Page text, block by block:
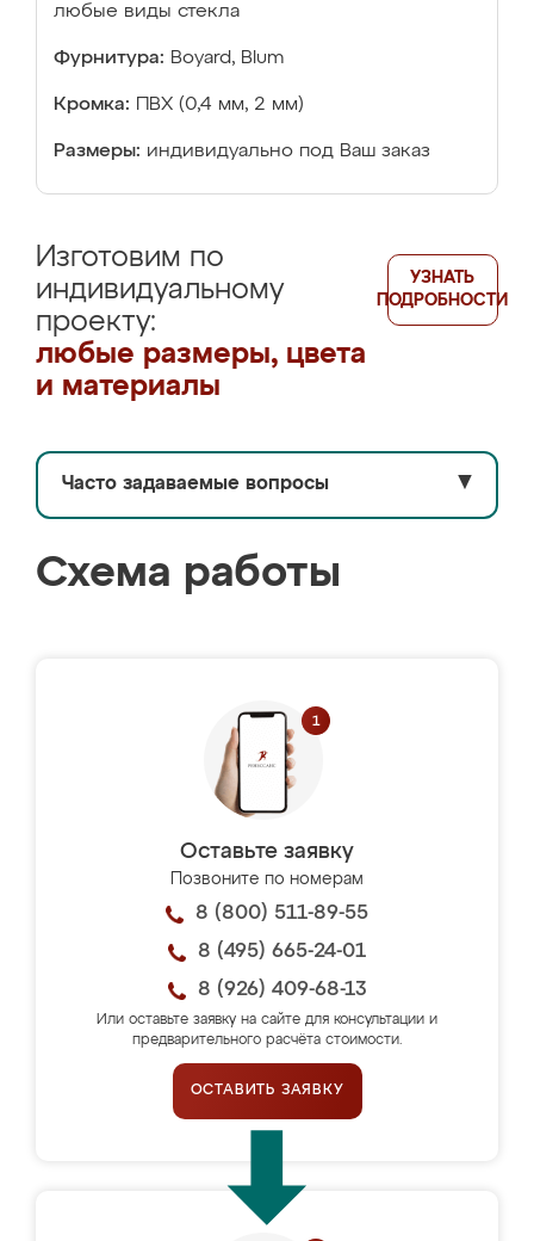
любые виды стекла
Фурнитура: Boyard, Blum
Кромка: ПВХ (0,4 мм, 2 мм)
Размеры: индивидуально под Ваш заказ
Изготовим по
индивидуальному
проекту:
любые размеры, цвета
и материалы
УЗНАТЬ
ПОДРОБНОСТИ
Часто задаваемые вопросы ▼
Схема работы
Оставьте заявку
Позвоните по номерам
8 (800) 511-89-55
8 (495) 665-24-01
8 (926) 409-68-13
Или оставьте заявку на сайте для консультации и
предварительного расчёта стоимости.
ОСТАВИТЬ ЗАЯВКУ